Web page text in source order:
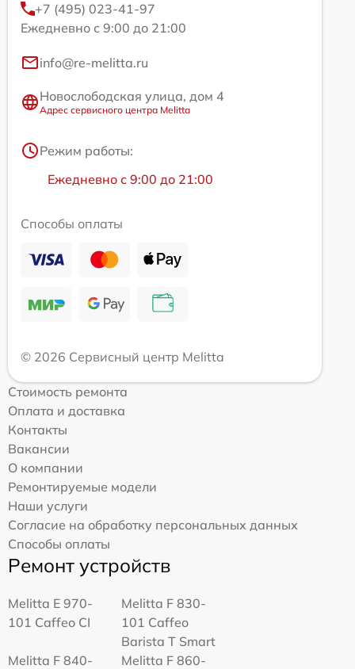
+7 (495) 023-41-97
Ежедневно с 9:00 до 21:00
info@re-melitta.ru
Новослободская улица, дом 4
Адрес сервисного центра Melitta
Режим работы:
Ежедневно с 9:00 до 21:00
Способы оплаты
© 2026 Сервисный центр Melitta
Стоимость ремонта
Оплата и доставка
Контакты
Вакансии
О компании
Ремонтируемые модели
Наши услуги
Согласие на обработку персональных данных
Способы оплаты
Ремонт устройств
Melitta Е 970-
101 Caffeo CI
Melitta F 830-
101 Caffeo
Barista T Smart
Melitta F 840-
Melitta F 860-